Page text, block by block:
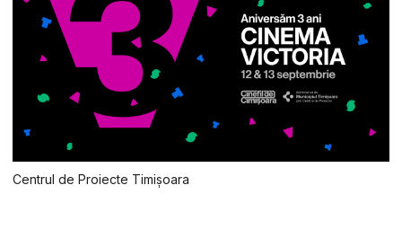
Centrul de Proiecte Timișoara